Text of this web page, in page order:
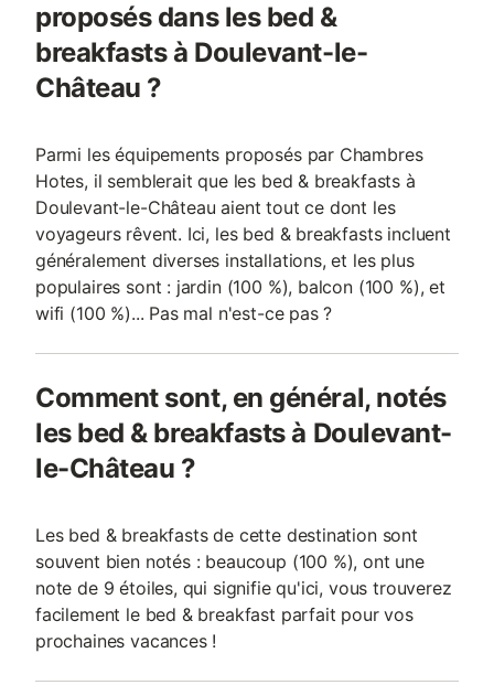
proposés dans les bed &
breakfasts à Doulevant-le-
Château ?
Parmi les équipements proposés par Chambres
Hotes, il semblerait que les bed & breakfasts à
Doulevant-le-Château aient tout ce dont les
voyageurs rêvent. Ici, les bed & breakfasts incluent
généralement diverses installations, et les plus
populaires sont : jardin (100 %), balcon (100 %), et
wifi (100 %)... Pas mal n'est-ce pas ?
Comment sont, en général, notés
les bed & breakfasts à Doulevant-
le-Château ?
Les bed & breakfasts de cette destination sont
souvent bien notés : beaucoup (100 %), ont une
note de 9 étoiles, qui signifie qu'ici, vous trouverez
facilement le bed & breakfast parfait pour vos
prochaines vacances !